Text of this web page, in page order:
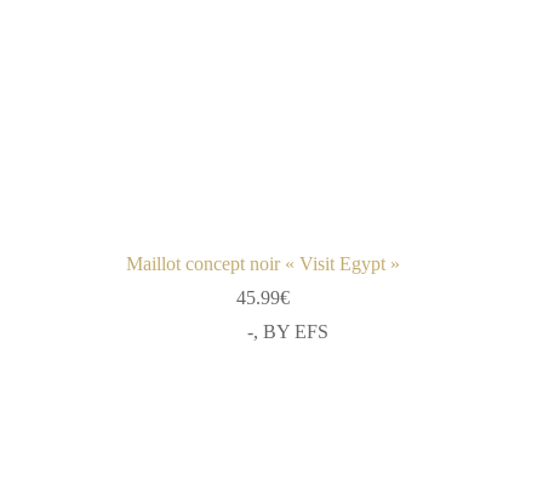
Maillot concept noir « Visit Egypt »
45.99€
-, BY EFS